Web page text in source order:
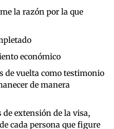
la razón por la que
económico
de vuelta como testimonio
de manera
de extensión de la visa,
cada persona que figure